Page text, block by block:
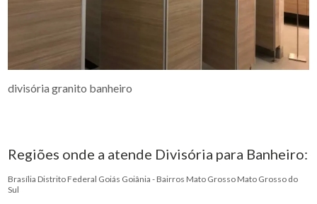
divisória granito banheiro
Regiões onde a atende Divisória para Banheiro:
Brasília Distrito Federal Goiás Goiânia - Bairros Mato Grosso Mato Grosso do
Sul